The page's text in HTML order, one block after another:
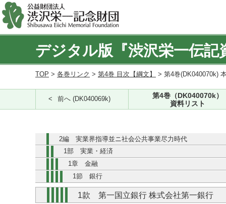
デジタル版『渋沢栄一伝記
TOP > 各巻リンク > 第4巻 目次【綱文】 > 第4巻(DK040070k)
前へ (DK040069k)
第4巻（DK040070k）
資料リスト
2編 実業界指導並ニ社会公共事業尽力時代
1部 実業・経済
1章 金融
1節 銀行
1款 第一国立銀行 株式会社第一銀行